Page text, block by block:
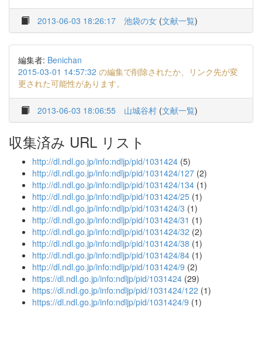
2013-06-03 18:26:17 池袋の女 (文献一覧)
編集者: Benichan
2015-03-01 14:57:32 の編集で削除されたか、リンク先が変
更された可能性があります。
2013-06-03 18:06:55 山城谷村 (文献一覧)
収集済み URL リスト
http://dl.ndl.go.jp/info:ndljp/pid/1031424 (5)
http://dl.ndl.go.jp/info:ndljp/pid/1031424/127 (2)
http://dl.ndl.go.jp/info:ndljp/pid/1031424/134 (1)
http://dl.ndl.go.jp/info:ndljp/pid/1031424/25 (1)
http://dl.ndl.go.jp/info:ndljp/pid/1031424/3 (1)
http://dl.ndl.go.jp/info:ndljp/pid/1031424/31 (1)
http://dl.ndl.go.jp/info:ndljp/pid/1031424/32 (2)
http://dl.ndl.go.jp/info:ndljp/pid/1031424/38 (1)
http://dl.ndl.go.jp/info:ndljp/pid/1031424/84 (1)
http://dl.ndl.go.jp/info:ndljp/pid/1031424/9 (2)
https://dl.ndl.go.jp/info:ndljp/pid/1031424 (29)
https://dl.ndl.go.jp/info:ndljp/pid/1031424/122 (1)
https://dl.ndl.go.jp/info:ndljp/pid/1031424/9 (1)